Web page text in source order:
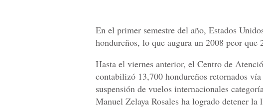
En el primer semestre del año, Estados
hondureños, lo que augura un 2008 peor que
Hasta el viernes anterior, el Centro de
contabilizó 13,700 hondureños retornados
suspensión de vuelos internacionales
Manuel Zelaya Rosales ha logrado detener la